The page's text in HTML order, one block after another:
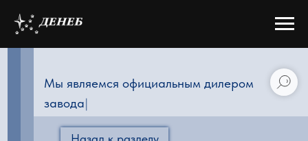
Мы являемся официальным дилером
зав|